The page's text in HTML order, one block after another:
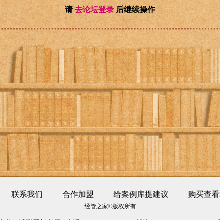
请去论坛登录 后继续操作
联系我们 合作加盟 给案例库提建议 购买查
经管之家©版权所有